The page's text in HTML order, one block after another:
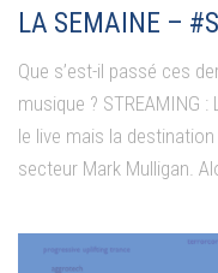
LA SEMAINE –
Que s’est-il passé ces
musique ? STREAMING
le live mais la destination
secteur Mark Mulligan.